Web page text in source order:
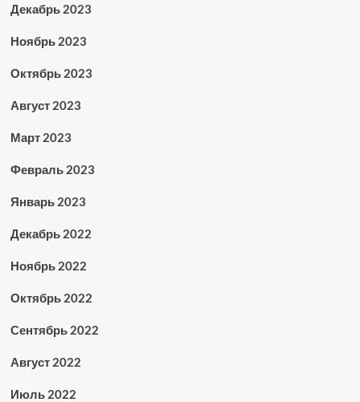
Декабрь 2023
Ноябрь 2023
Октябрь 2023
Август 2023
Март 2023
Февраль 2023
Январь 2023
Декабрь 2022
Ноябрь 2022
Октябрь 2022
Сентябрь 2022
Август 2022
Июль 2022